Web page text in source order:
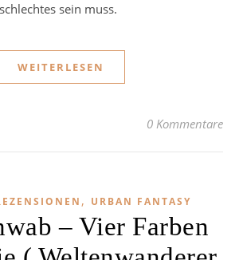
sein muss.
WEITERLESEN
0 Kommentare
, URBAN FANTASY
– Vier Farben